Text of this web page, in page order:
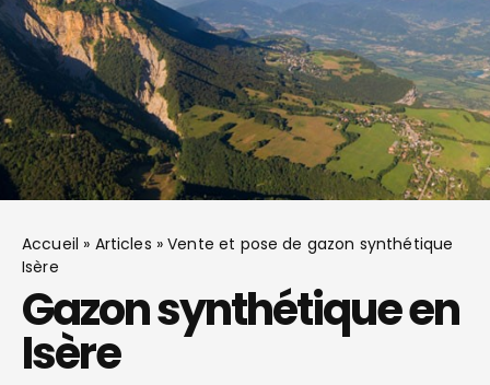
Accueil » Articles »Vente et pose de gazon synthétique
Isère
Gazon synthétique en
Isère